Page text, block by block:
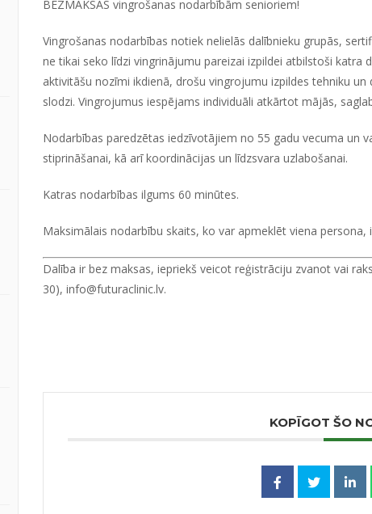
BEZMAKSAS vingrošanas nodarbībām senioriem!
Vingrošanas nodarbības notiek nelielās dalībnieku grupās,
ne tikai seko līdzi vingrinājumu pareizai izpildei atbilstoši
aktivitāšu nozīmi ikdienā, drošu vingrojumu izpildes tehniku
slodzi. Vingrojumus iespējams individuāli atkārtot mājās,
Nodarbības paredzētas iedzīvotājiem no 55 gadu vecuma un
stiprināšanai, kā arī koordinācijas un līdzsvara uzlabošanai.
Katras nodarbības ilgums 60 minūtes.
Maksimālais nodarbību skaits, ko var apmeklēt viena persona,
Dalība ir bez maksas, iepriekš veicot reģistrāciju zvanot vai
30), info@futuraclinic.lv.
KOPĪGOT ŠO